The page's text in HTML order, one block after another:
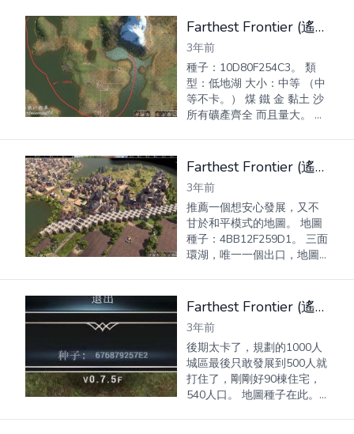
片柳樹從，漿果藍梅，還有
一個金礦和土，鐵，左邊就
是大型石...
Farthest Frontier (遙遠邊境) 中型多礦產低地湖地圖種子推薦
3年前
種子：10D80F254C3。 類
型：低地湖 大小：中等 （中
等不卡。） 煤 鐵 金 黏土 沙
所有礦產齊全 而且量大。 三
風要強得多。 人參藥材到處
都是 柳條野果遍地開花...
Farthest Frontier (遙遠邊境) 易守難攻三面環湖中型地圖種子分享
3年前
推薦一個想安心發展，又不
甘於和平模式的地圖。 地圖
種子：4BB12F259D1。 三面
環湖，唯一一個出口，地圖
在右上角。 三面環湖，容納
一千人口無問題。 不遠處有
一座...
Farthest Frontier (遙遠邊境) 500人口城鎮佈局及地圖種子分享
3年前
後期太卡了，規劃的1000人
城區最後只敢發展到500人就
打住了，剛剛好90棟住宅，
540人口。 地圖種子在此。